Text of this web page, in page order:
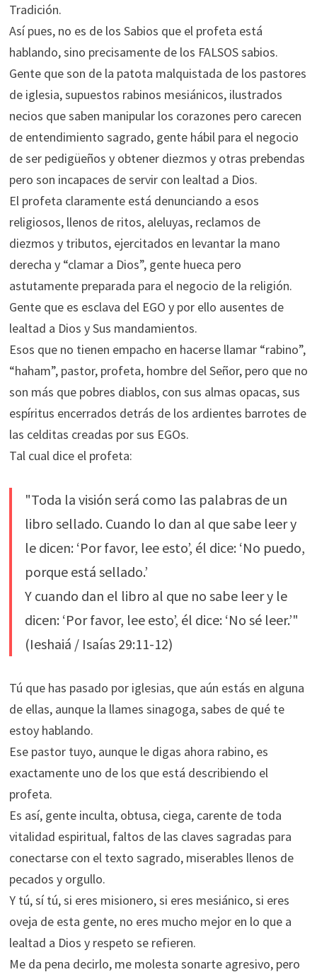
Tradición.
Así pues, no es de los Sabios que el profeta está
hablando, sino precisamente de los FALSOS sabios.
Gente que son de la patota malquistada de los pastores
de iglesia, supuestos rabinos mesiánicos, ilustrados
necios que saben manipular los corazones pero carecen
de entendimiento sagrado, gente hábil para el negocio
de ser pedigüeños y obtener diezmos y otras prebendas
pero son incapaces de servir con lealtad a Dios.
El profeta claramente está denunciando a esos
religiosos, llenos de ritos, aleluyas, reclamos de
diezmos y tributos, ejercitados en levantar la mano
derecha y “clamar a Dios”, gente hueca pero
astutamente preparada para el negocio de la religión.
Gente que es esclava del EGO y por ello ausentes de
lealtad a Dios y Sus mandamientos.
Esos que no tienen empacho en hacerse llamar “rabino”,
“haham”, pastor, profeta, hombre del Señor, pero que no
son más que pobres diablos, con sus almas opacas, sus
espíritus encerrados detrás de los ardientes barrotes de
las celditas creadas por sus EGOs.
Tal cual dice el profeta:
"Toda la visión será como las palabras de un
libro sellado. Cuando lo dan al que sabe leer y
le dicen: ‘Por favor, lee esto’, él dice: ‘No puedo,
porque está sellado.’
Y cuando dan el libro al que no sabe leer y le
dicen: ‘Por favor, lee esto’, él dice: ‘No sé leer.’"
(Ieshaiá / Isaías 29:11-12)
Tú que has pasado por iglesias, que aún estás en alguna
de ellas, aunque la llames sinagoga, sabes de qué te
estoy hablando.
Ese pastor tuyo, aunque le digas ahora rabino, es
exactamente uno de los que está describiendo el
profeta.
Es así, gente inculta, obtusa, ciega, carente de toda
vitalidad espiritual, faltos de las claves sagradas para
conectarse con el texto sagrado, miserables llenos de
pecados y orgullo.
Y tú, sí tú, si eres misionero, si eres mesiánico, si eres
oveja de esta gente, no eres mucho mejor en lo que a
lealtad a Dios y respeto se refieren.
Me da pena decirlo, me molesta sonarte agresivo, pero